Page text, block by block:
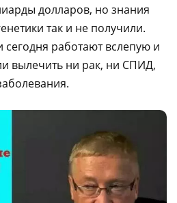
долларов, но знания
так и не получили.
сегодня работают вслепую и
вылечить ни рак, ни СПИД,